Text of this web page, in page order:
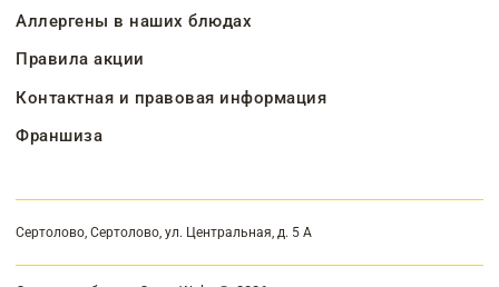
Аллергены в наших блюдах
Правила акции
Контактная и правовая информация
Франшиза
Сертолово, Сертолово, ул. Центральная, д. 5 А